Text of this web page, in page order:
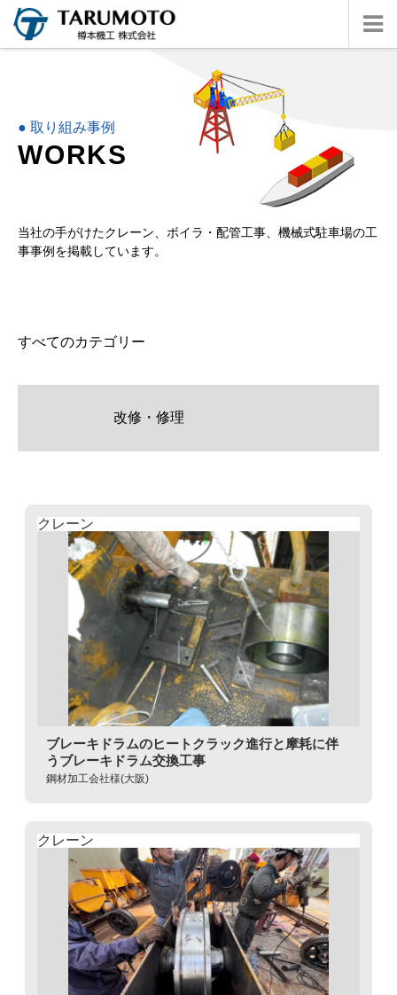
● 取り組み事例
WORKS
当社の手がけたクレーン、ボイラ・配管工事、機械式駐車場の工
事事例を掲載しています。
クレーン
ブレーキドラムのヒートクラック進行と摩耗に伴
うブレーキドラム交換工事
鋼材加工会社様(大阪)
クレーン